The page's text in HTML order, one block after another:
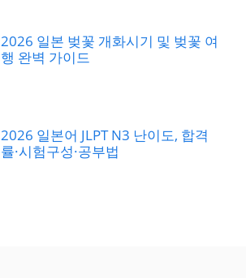
2026 일본 벚꽃 개화시기 및 벚꽃 여
행 완벽 가이드
2026 일본어 JLPT N3 난이도, 합격
률·시험구성·공부법